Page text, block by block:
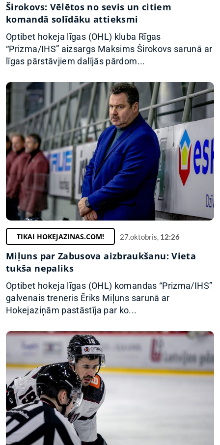
Širokovs: Vēlētos no sevis un citiem
komandā solīdāku attieksmi
Optibet hokeja līgas (OHL) kluba Rīgas
“Prizma/IHS” aizsargs Maksims Širokovs sarunā ar
līgas pārstāvjiem dalījās pārdom...
TIKAI HOKEJAZINAS.COM! 27.oktobris, 12:26
Miļuns par Zabusova aizbraukšanu: Vieta
tukša nepaliks
Optibet hokeja līgas (OHL) komandas “Prizma/IHS”
galvenais treneris Ēriks Miļuns sarunā ar
Hokejaziņām pastāstīja par ko...